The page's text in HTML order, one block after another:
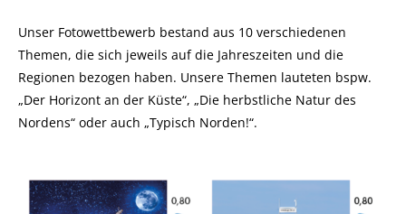
Unser Fotowettbewerb bestand aus 10 verschiedenen
Themen, die sich jeweils auf die Jahreszeiten und die
Regionen bezogen haben. Unsere Themen lauteten bspw.
„Der Horizont an der Küste“, „Die herbstliche Natur des
Nordens“ oder auch „Typisch Norden!“.